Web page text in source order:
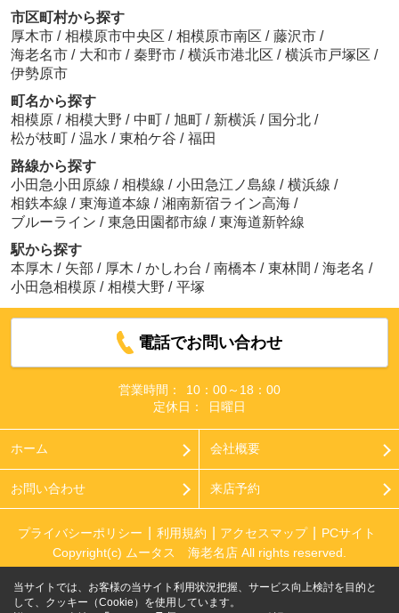
市区町村から探す
厚木市 / 相模原市中央区 / 相模原市南区 / 藤沢市 /
海老名市 / 大和市 / 秦野市 / 横浜市港北区 / 横浜市戸塚区 /
伊勢原市
町名から探す
相模原 / 相模大野 / 中町 / 旭町 / 新横浜 / 国分北 /
松が枝町 / 温水 / 東柏ケ谷 / 福田
路線から探す
小田急小田原線 / 相模線 / 小田急江ノ島線 / 横浜線 /
相鉄本線 / 東海道本線 / 湘南新宿ライン高海 /
ブルーライン / 東急田園都市線 / 東海道新幹線
駅から探す
本厚木 / 矢部 / 厚木 / かしわ台 / 南橋本 / 東林間 / 海老名 /
小田急相模原 / 相模大野 / 平塚
電話でお問い合わせ
営業時間：
10：00～18：00
定休日：
日曜日
ホーム 会社概要
お問い合わせ 来店予約
プライバシーポリシー 利用規約 アクセスマップ
PCサイト
Copyright(c) ムータス 海老名店 All rights reserved.
当サイトでは、お客様の当サイト利用状況把握、サービス向上検討を目的と
して、クッキー（Cookie）を使用しています。